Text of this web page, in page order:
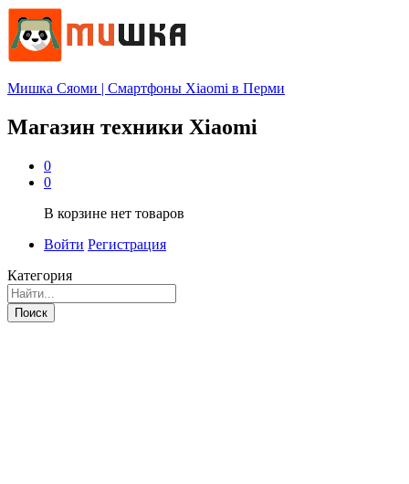
Мишка Сяоми | Смартфоны Xiaomi в Перми
Магазин техники Xiaomi
0
0
В корзине нет товаров
Войти Регистрация
Категория
Поиск